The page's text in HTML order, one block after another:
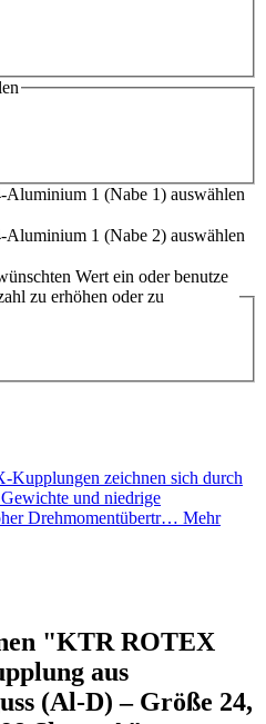
Aluminium 1 (Nabe 1) auswählen
Aluminium 1 (Nabe 2) auswählen
Wert ein oder benutze
zu erhöhen oder zu
Kupplungen zeichnen sich durch
und niedrige
Drehmomentübertr… Mehr
"KTR ROTEX
aus
(Al-D) – Größe 24,